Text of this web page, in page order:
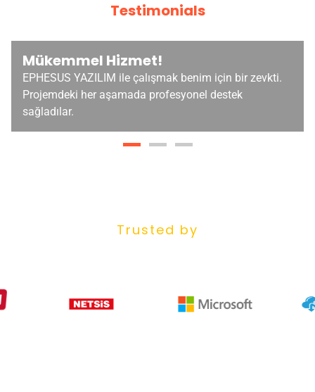
Testimonials
Mükemmel Hizmet!
EPHESUS YAZILIM ile çalışmak benim için bir zevkti.
Projemdeki her aşamada profesyonel destek
sağladılar.
Trusted by